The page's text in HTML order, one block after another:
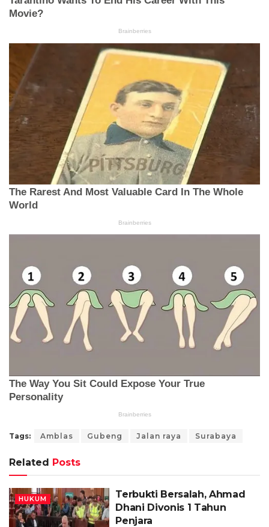
Tags: Amblas Gubeng Jalan raya Surabaya
Related Posts
HUKUM
Terbukti Bersalah, Ahmad
Dhani Divonis 1 Tahun
Penjara